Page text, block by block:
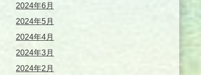
2024年6月
2024年5月
2024年4月
2024年3月
2024年2月